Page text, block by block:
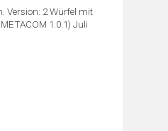
Version: 2 Würfel mit
1.0.1) Juli